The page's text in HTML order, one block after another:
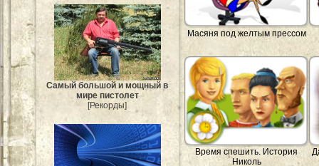
Самый большой и мощный в
мире пистолет
[Рекорды]
Масяня под желтым прессом
Время спешить. История
Николь